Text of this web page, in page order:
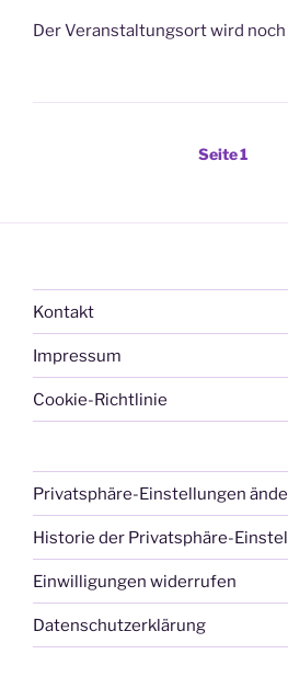
Der Veranstaltungsort wird
Seitennummerierung
Seite1
Kontakt
Impressum
Cookie-Richtlinie
Privatsphäre-Einstellungen
Historie der Privatsphäre-
Einwilligungen widerrufen
Datenschutzerklärung